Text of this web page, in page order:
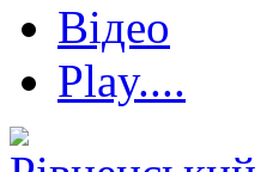
Відео
Play....